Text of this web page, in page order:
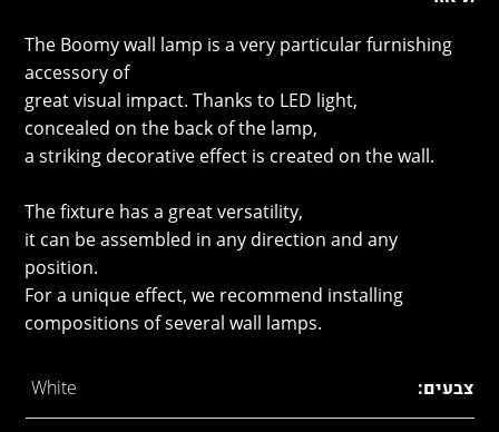
The Boomy wall lamp is a very particular furnishing
accessory of
great visual impact. Thanks to LED light,
concealed on the back of the lamp,
a striking decorative effect is created on the wall.
The fixture has a great versatility,
it can be assembled in any direction and any
position.
For a unique effect, we recommend installing
compositions of several wall lamps.
צבעים: White